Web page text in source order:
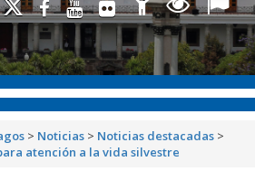
> Noticias > Noticias destacadas >
atención a la vida silvestre